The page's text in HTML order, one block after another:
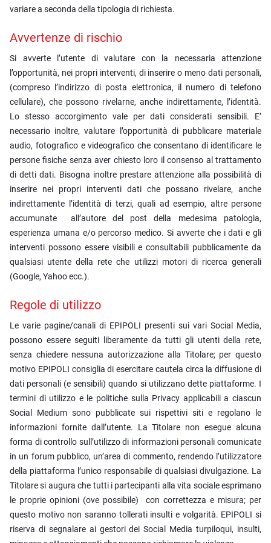
variare a seconda della tipologia di richiesta.
Avvertenze di rischio
Si avverte l’utente di valutare con la necessaria attenzione
l’opportunità, nei propri interventi, di inserire o meno dati personali,
(compreso l’indirizzo di posta elettronica, il numero di telefono
cellulare), che possono rivelarne, anche indirettamente, l’identità.
Lo stesso accorgimento vale per dati considerati sensibili. E’
necessario inoltre, valutare l’opportunità di pubblicare materiale
audio, fotografico e videografico che consentano di identificare le
persone fisiche senza aver chiesto loro il consenso al trattamento
di detti dati. Bisogna inoltre prestare attenzione alla possibilità di
inserire nei propri interventi dati che possano rivelare, anche
indirettamente l’identità di terzi, quali ad esempio, altre persone
accumunate all’autore del post della medesima patologia,
esperienza umana e/o percorso medico. Si avverte che i dati e gli
interventi possono essere visibili e consultabili pubblicamente da
qualsiasi utente della rete che utilizzi motori di ricerca generali
(Google, Yahoo ecc.).
Regole di utilizzo
Le varie pagine/canali di EPIPOLI presenti sui vari Social Media,
possono essere seguiti liberamente da tutti gli utenti della rete,
senza chiedere nessuna autorizzazione alla Titolare; per questo
motivo EPIPOLI consiglia di esercitare cautela circa la diffusione di
dati personali (e sensibili) quando si utilizzano dette piattaforme. I
termini di utilizzo e le politiche sulla Privacy applicabili a ciascun
Social Medium sono pubblicate sui rispettivi siti e regolano le
informazioni fornite dall’utente. La Titolare non esegue alcuna
forma di controllo sull’utilizzo di informazioni personali comunicate
in un forum pubblico, un’area di commento, rendendo l’utilizzatore
della piattaforma l’unico responsabile di qualsiasi divulgazione. La
Titolare si augura che tutti i partecipanti alla vita sociale esprimano
le proprie opinioni (ove possibile) con correttezza e misura; per
questo motivo non saranno tollerati insulti e volgarità. EPIPOLI si
riserva di segnalare ai gestori dei Social Media turpiloqui, insulti,